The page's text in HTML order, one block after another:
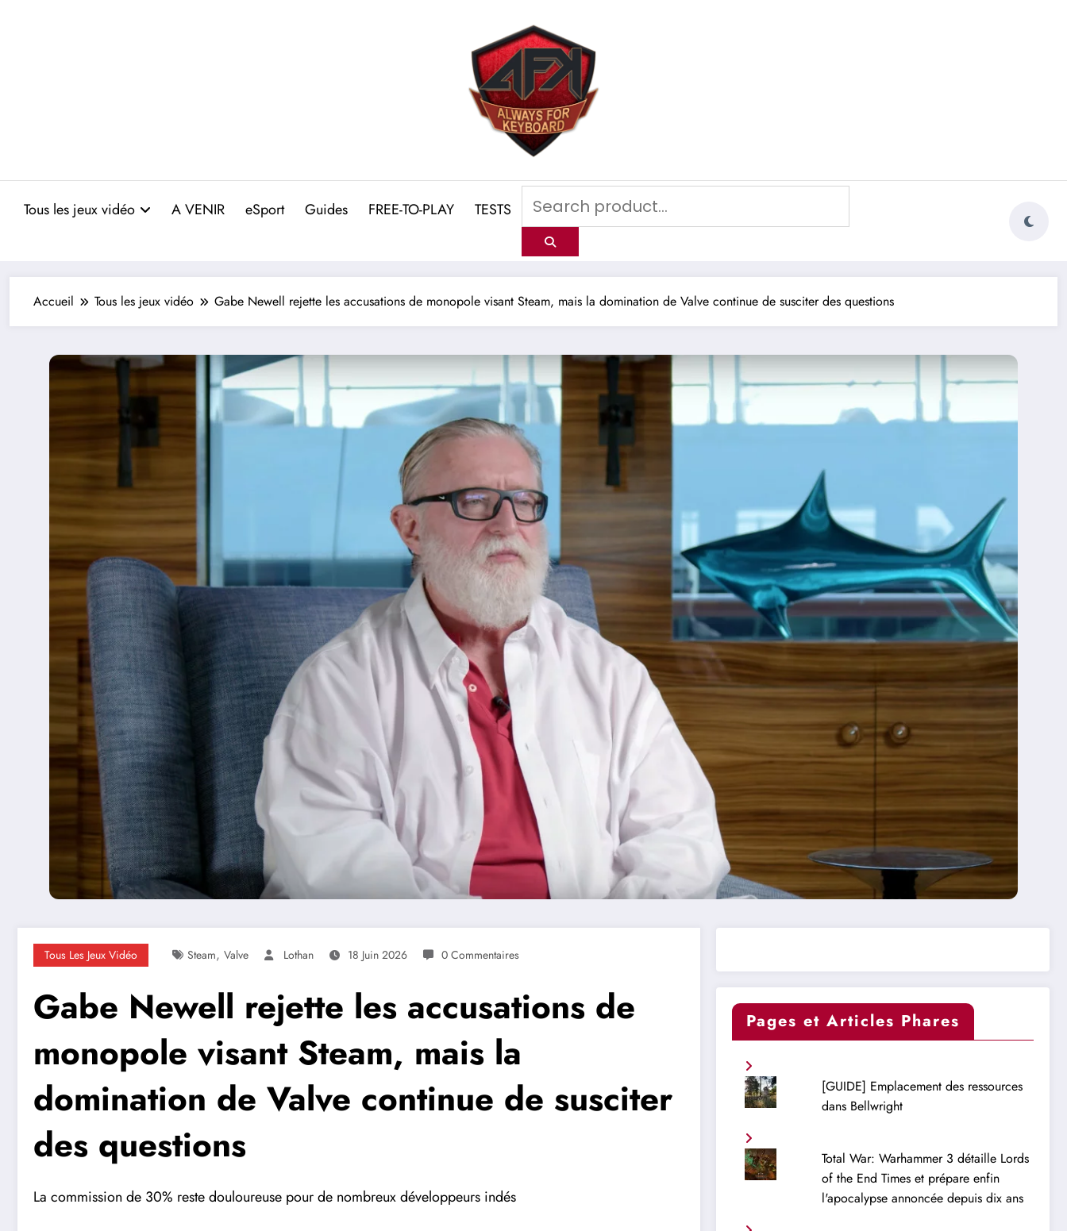
Tous les jeux vidéo A VENIR eSport Guides FREE-TO-PLAY TESTS
Accueil Tous les jeux vidéo Gabe Newell rejette les accusations de monopole visant Steam, mais la domination de Valve continue de susciter des questions
Tous Les Jeux Vidéo Steam, Valve Lothan 18 Juin 2026 0 Commentaires
Gabe Newell rejette les accusations de
monopole visant Steam, mais la
domination de Valve continue de susciter
des questions
La commission de 30% reste douloureuse pour de nombreux développeurs indés
Pages et Articles Phares
[GUIDE] Emplacement des ressources
dans Bellwright
Total War: Warhammer 3 détaille Lords
of the End Times et prépare enfin
l'apocalypse annoncée depuis dix ans